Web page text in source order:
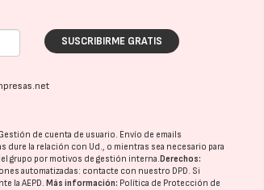
SUSCRIBIRME GRATIS
de cuenta de usuario. Envío de emails
dure la relación con Ud., o mientras sea necesario para
grupo por motivos de gestión interna. Derechos:
automatizadas: contacte con nuestro DPD. Si
laAEPD. Más información: Política de Protección de